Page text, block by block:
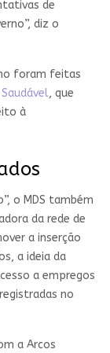
de
diz o
foram feitas
, que
à
o MDS também
da rede de
a inserção
a ideia da
a empregos
no
a Arcos